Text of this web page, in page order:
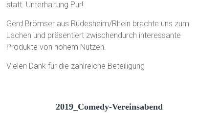
statt. Unterhaltung Pur!
Gerd Brömser aus Rüdesheim/Rhein brachte uns zum
Lachen und präsentiert zwischendurch interessante
Produkte von hohem Nutzen.
Vielen Dank für die zahlreiche Beteiligung
2019_Comedy-Vereinsabend